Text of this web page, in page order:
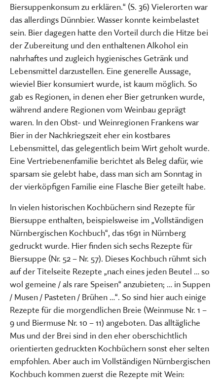
Biersuppenkonsum zu erklären.“ (S. 36) Vielerorten war
das allerdings Dünnbier. Wasser konnte keimbelastet
sein. Bier dagegen hatte den Vorteil durch die Hitze bei
der Zubereitung und den enthaltenen Alkohol ein
nahrhaftes und zugleich hygienisches Getränk und
Lebensmittel darzustellen. Eine generelle Aussage,
wieviel Bier konsumiert wurde, ist kaum möglich. So
gab es Regionen, in denen eher Bier getrunken wurde,
während andere Regionen vom Weinbau geprägt
waren. In den Obst- und Weinregionen Frankens war
Bier in der Nachkriegszeit eher ein kostbares
Lebensmittel, das gelegentlich beim Wirt geholt wurde.
Eine Vertriebenenfamilie berichtet als Beleg dafür, wie
sparsam sie gelebt habe, dass man sich am Sonntag in
der vierköpfigen Familie eine Flasche Bier geteilt habe.
In vielen historischen Kochbüchern sind Rezepte für
Biersuppe enthalten, beispielsweise im „Vollständigen
Nürnbergischen Kochbuch“, das 1691 in Nürnberg
gedruckt wurde. Hier finden sich sechs Rezepte für
Biersuppe (Nr. 52 – Nr. 57). Dieses Kochbuch rühmt sich
auf der Titelseite Rezepte „nach eines jeden Beutel … so
wol gemeine / als rare Speisen“ anzubieten; … in Suppen
/ Musen / Pasteten / Brühen …“. So sind hier auch einige
Rezepte für die morgendlichen Breie (Weinmuse Nr. 1 –
9 und Biermuse Nr. 10 – 11) angeboten. Das alltägliche
Mus und der Brei sind in den eher oberschichtlich
orientierten gedruckten Kochbüchern sonst eher selten
empfohlen. Aber auch im Vollständigen Nürnbergischen
Kochbuch kommen zuerst die Rezepte mit Wein: